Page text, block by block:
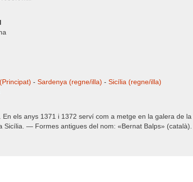
- Sardenya (regne/illa) - Sicília (regne/illa)
En els anys 1371 i 1372 serví com a metge en la galera de
Sicília. — Formes antigues del nom: «Bernat Balps» (català).